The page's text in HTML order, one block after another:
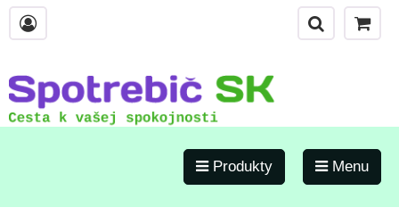
Produkty Menu